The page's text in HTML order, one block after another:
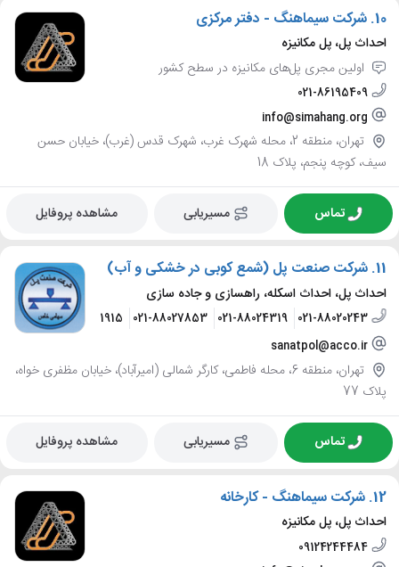
10. شرکت سیماهنگ - دفتر مرکزی
احداث پل، پل مکانیزه
اولین مجری پل‌های مکانیزه در سطح کشور
021-86195409
info@simahang.org
تهران، منطقه 2، محله شهرک غرب، شهرک قدس (غرب)، خیابان حسن
سیف، کوچه پنجم، پلاک 18
تماس مسیریابی مشاهده پروفایل
11. شرکت صنعت پل (شمع کوبی در خشکی و آب)
احداث پل، احداث اسکله، راهسازی و جاده سازی
021-88020243
021-88024319
021-88027853
021-88011915
sanatpol@acco.ir
تهران، منطقه 6، محله فاطمی، کارگر شمالی (امیرآباد)، خیابان مظفری خواه،
پلاک 77
تماس مسیریابی مشاهده پروفایل
12. شرکت سیماهنگ - کارخانه
احداث پل، پل مکانیزه
09124244484